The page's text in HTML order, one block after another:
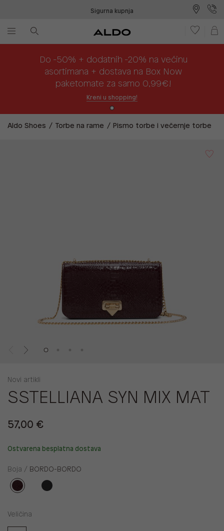
Sigurna kupnja
Do -50% + dodatnih -20% na većinu
asortimana + dostava na Box Now
paketomate za samo 0,99€!
Kreni u shopping!
Aldo Shoes Torbe na rame Pismo torbe i večernje torbe
Novi artikli
SSTELLIANA SYN MIX MAT
57,00 €
Ostvarena besplatna dostava
Boja / BORDO-BORDO
Veličina